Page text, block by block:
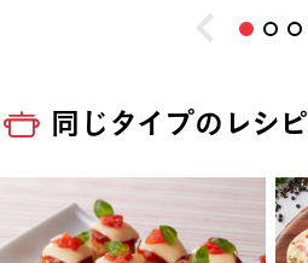
同じタイプのレシピ